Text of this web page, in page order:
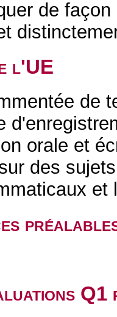
de
l'UE
de
orale et
des
et